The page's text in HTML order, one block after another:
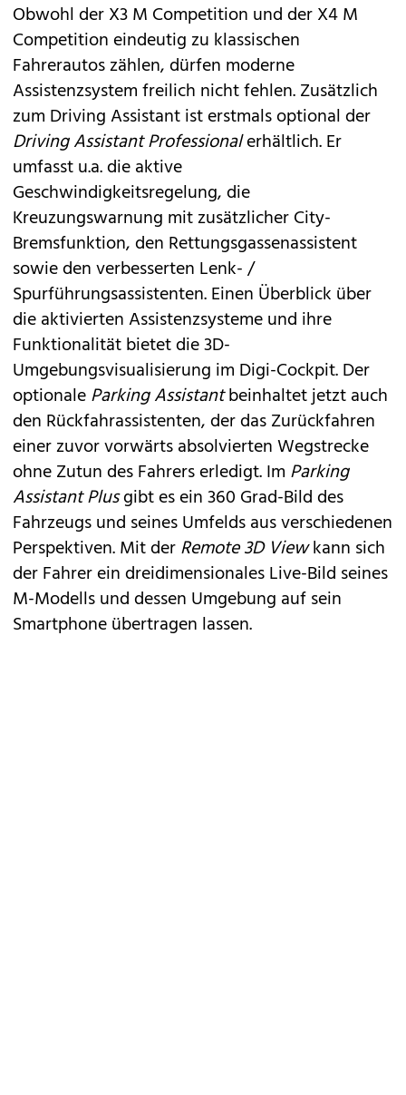
Obwohl der X3 M Competition und der X4 M
Competition eindeutig zu klassischen
Fahrerautos zählen, dürfen moderne
Assistenzsystem freilich nicht fehlen. Zusätzlich
zum Driving Assistant ist erstmals optional der
Driving Assistant Professionalerhältlich. Er
umfasst u.a. die aktive
Geschwindigkeitsregelung, die
Kreuzungswarnung mit zusätzlicher City-
Bremsfunktion, den Rettungsgassenassistent
sowie den verbesserten Lenk- /
Spurführungsassistenten. Einen Überblick über
die aktivierten Assistenzsysteme und ihre
Funktionalität bietet die 3D-
Umgebungsvisualisierung im Digi-Cockpit. Der
optionaleParking Assistantbeinhaltet jetzt auch
den Rückfahrassistenten, der das Zurückfahren
einer zuvor vorwärts absolvierten Wegstrecke
ohne Zutun des Fahrers erledigt. Im Parking
Assistant Plusgibt es ein 360 Grad-Bild des
Fahrzeugs und seines Umfelds aus verschiedenen
Perspektiven. Mit derRemote 3D Viewkann sich
der Fahrer ein dreidimensionales Live-Bild seines
M-Modells und dessen Umgebung auf sein
Smartphone übertragen lassen.